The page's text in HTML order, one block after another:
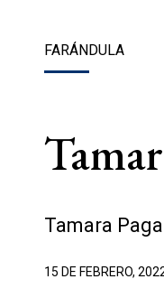
FARÁNDULA
Tamara
15 DE FEBRERO,